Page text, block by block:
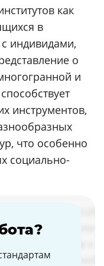
как
в
индивидами,
о
и
инструментов,
что особенно
социально-